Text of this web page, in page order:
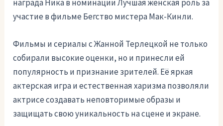
награда Ника в номинации Лучшая женская роль за
участие в фильме Бегство мистера Мак-Кинли.
Фильмы и сериалы с Жанной Терлецкой не только
собирали высокие оценки, но и принесли ей
популярность и признание зрителей. Её яркая
актерская игра и естественная харизма позволяли
актрисе создавать неповторимые образы и
защищать свою уникальность на сцене и экране.